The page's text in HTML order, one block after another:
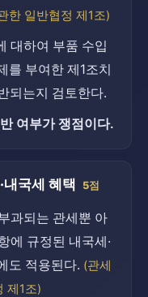
한 일반협정 제1조)
대하여 부품 수입
를 부여한 제1조치
되는지 검토한다.
여부가 쟁점이다.
국세 혜택 5점
과되는 관세뿐 아
에 규정된 내국세·
도 적용된다. (관세
제1조)